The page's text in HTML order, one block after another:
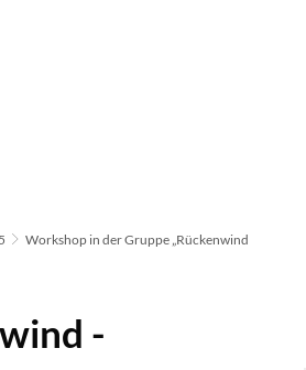
Workshop in der Gruppe „Rückenwind
-